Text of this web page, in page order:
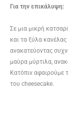
Για την επικάλυψη:
Σε μια μικρή
και τα ξύλα
ανακατεύοντας
μαύρα μύρτιλα,
Κατόπιν αφαιρούμε
του cheesecake.